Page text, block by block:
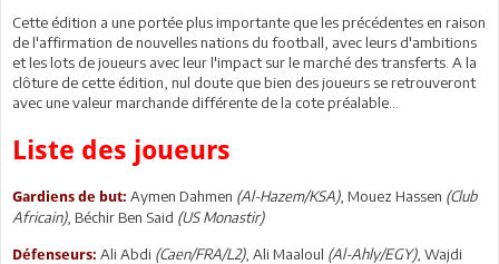
Cette édition a une portée plus importante que les précédentes en raison
de l'affirmation de nouvelles nations du football, avec leurs d'ambitions
et les lots de joueurs avec leur l'impact sur le marché des transferts. A la
clôture de cette édition, nul doute que bien des joueurs se retrouveront
avec une valeur marchande différente de la cote préalable...
Liste des joueurs
Gardiens de but: Aymen Dahmen (Al-Hazem/KSA), Mouez Hassen (Club
Africain), Béchir Ben Said (US Monastir)
Défenseurs: Ali Abdi (Caen/FRA/L2), Ali Maaloul (Al-Ahly/EGY), Wajdi